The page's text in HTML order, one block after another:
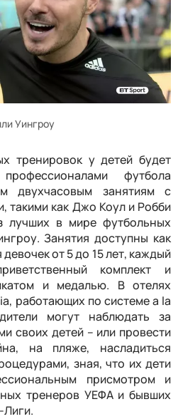
Уингроу
тренировок у детей будет
футбола
двухчасовым занятиям с
такими как Джо Коул и Робби
лучших в мире футбольных
Занятия доступны как
от 5 до 15 лет, каждый
комплект и
и медалью. В отелях
работающих по системе a la
могут наблюдать за
своих детей – или провести
на пляже, насладиться
зная, что их дети
присмотром и
тренеров УЕФА и бывших